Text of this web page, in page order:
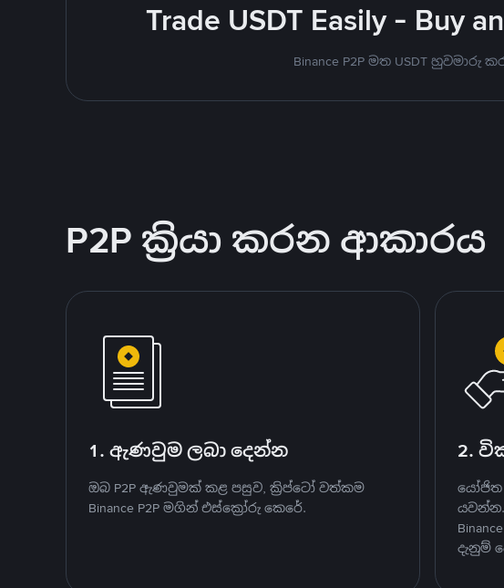
Trade USDT Easily - Buy
Binance P2P මත USDT
P2P ක්‍රියා කරන ආකාරය
1. ඇණවුම ලබා දෙන්න
ඔබ P2P ඇණවුමක් කළ පසුව, ක්‍රිප්ටෝ වත්කම
Binance P2P මගින් එස්ක්‍රෝරු කෙරේ.
2.
යෝජිත
දැනුම්